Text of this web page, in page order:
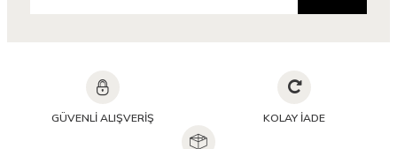
GÜVENLİ ALIŞVERİŞ KOLAY İADE